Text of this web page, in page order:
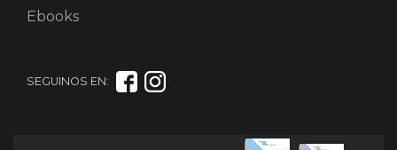
Ebooks
SEGUINOS EN: